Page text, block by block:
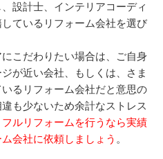
設計士、インテリアコーディ
ているリフォーム会社を選び
こだわりたい場合は、ご自身
が近い会社、もしくは、さま
るリフォーム会社だと意思の
も少ないため余計なストレス
フルリフォームを行うなら実績
会社に依頼しましょう 。